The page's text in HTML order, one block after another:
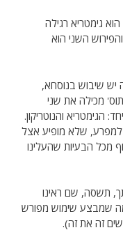
גימטריא רגילה
השני הוא
יש שיבוש בנוסחא,
מכילה את שני
הגימטריא והנוטריקון.
למפרע, שלא מופיע אצל
מכל הבעיות שהעלינו
תשסה, שם ראינו
שמבצע שימוש מפורש
זה את זה).